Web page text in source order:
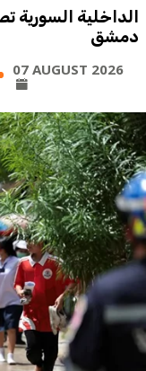
الداخلية السورية
دمشق
07 AUGUST 2026